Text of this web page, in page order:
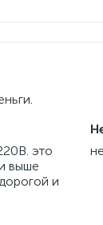
это
выше
и